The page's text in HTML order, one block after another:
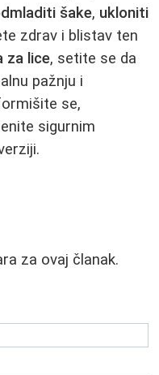
šake, ukloniti
zdrav i blistav ten
za lice, setite se da
pažnju i
se,
sigurnim
za ovaj članak.